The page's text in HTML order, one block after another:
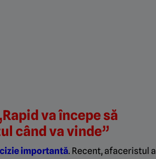
va începe să
când va vinde”
importantă. Recent, afaceristul a